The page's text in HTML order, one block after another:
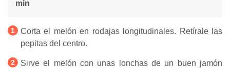
min
Corta el melón en rodajas longitudinales. Retírale las
pepitas del centro.
Sirve el melón con unas lonchas de un buen jamón